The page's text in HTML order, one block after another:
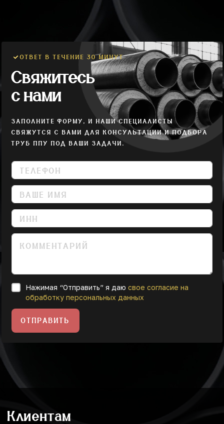
ОТВЕТ В ТЕЧЕНИЕ 30 МИНУТ
Свяжитесь
с нами
ЗАПОЛНИТЕ ФОРМУ, И НАШИ СПЕЦИАЛИСТЫ
СВЯЖУТСЯ С ВАМИ ДЛЯ КОНСУЛЬТАЦИИ И ПОДБОРА
ТРУБ ППУ ПОД ВАШИ ЗАДАЧИ.
Нажимая “Отправить” я даю свое согласие на
обработку персональных данных
ОТПРАВИТЬ
Клиентам